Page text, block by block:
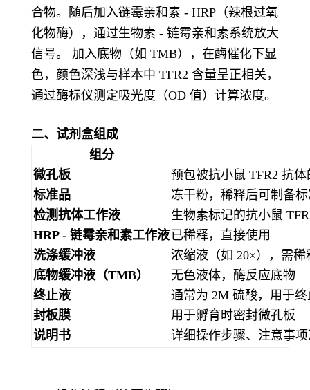
合物。随后加入链霉亲和素 - HRP（辣根过氧
化物酶），通过生物素 - 链霉亲和素系统放大
信号。 加入底物（如 TMB），在酶催化下显
色，颜色深浅与样本中 TFR2 含量呈正相关，
通过酶标仪测定吸光度（OD 值）计算浓度。
二、试剂盒组成
组分
微孔板
预包被抗小鼠 TFR2 抗
标准品
冻干粉，稀释后可制备
检测抗体工作液
生物素标记的抗小鼠
HRP - 链霉亲和素工作液 已稀释，直接使用
洗涤缓冲液
浓缩液（如 20×），需
底物缓冲液（TMB）
无色液体，酶反应底物
终止液
通常为 2M 硫酸，用于
封板膜
用于孵育时密封微孔板
说明书
详细操作步骤、注意事